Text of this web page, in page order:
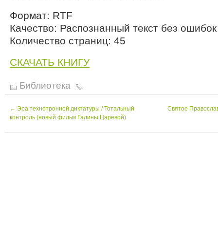
Формат: RTF
Качество: Распознанный текст без
Количество страниц: 45
СКАЧАТЬ КНИГУ
Библиотека
← Эра технотронной диктатуры / Тотальный
контроль (новый фильм Галины Царевой)
Святое